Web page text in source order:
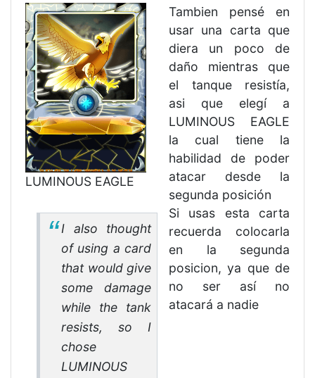
LUMINOUS EAGLE
Tambien pensé en
usar una carta que
diera un poco de
daño mientras que
el tanque resistía,
asi que elegí a
LUMINOUS EAGLE
la cual tiene la
habilidad de poder
atacar desde la
segunda posición
Si usas esta carta
recuerda colocarla
en la segunda
posicion, ya que de
no ser así no
atacará a nadie
I also thought
of using a card
that would give
some damage
while the tank
resists, so I
chose
LUMINOUS